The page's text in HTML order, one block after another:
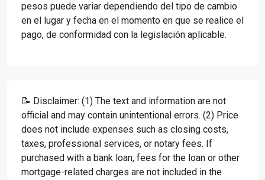
pesos puede variar dependiendo del tipo de cambio
en el lugar y fecha en el momento en que se realice el
pago, de conformidad con la legislación aplicable.
📝 Disclaimer: (1) The text and information are not
official and may contain unintentional errors. (2) Price
does not include expenses such as closing costs,
taxes, professional services, or notary fees. If
purchased with a bank loan, fees for the loan or other
mortgage-related charges are not included in the